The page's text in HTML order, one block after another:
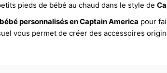
pieds de bébé au chaud dans le style de
personnalisés en Captain America pour
vous permet de créer des accessoires